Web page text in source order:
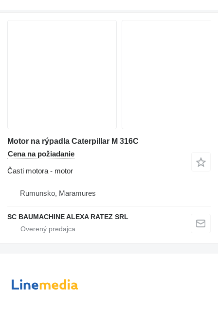
Motor na rýpadla Caterpillar M 316C
Cena na požiadanie
Časti motora - motor
Rumunsko, Maramures
SC BAUMACHINE ALEXA RATEZ SRL